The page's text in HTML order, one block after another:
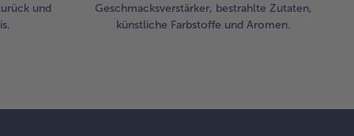
und
Geschmacksverstärker, bestrahlte Zutaten,
künstliche Farbstoffe und Aromen.